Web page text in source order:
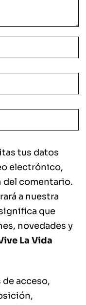
tus datos
electrónico,
del comentario.
a nuestra
que
novedades y
La Vida
acceso,